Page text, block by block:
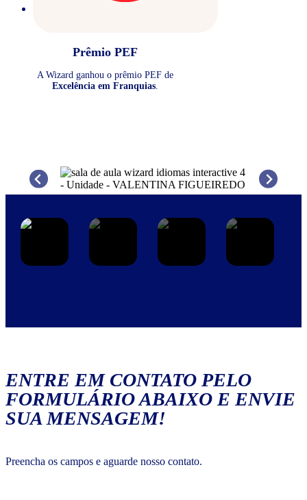
Prêmio PEF
A Wizard ganhou o prêmio PEF de
Excelência em Franquias.
ENTRE EM CONTATO PELO
FORMULÁRIO ABAIXO E ENVIE
SUA MENSAGEM!
Preencha os campos e aguarde nosso contato.